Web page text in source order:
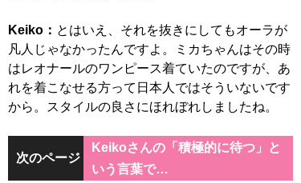
Keiko： とはいえ、それを抜きにしてもオーラが
凡人じゃなかったんですよ。ミカちゃんはその時
はレオナールのワンピース着ていたのですが、あ
れを着こなせる方って日本人ではそういないです
から。スタイルの良さにほれぼれしましたね。
次のページ
Keikoさんの「積極的に待つ」と
いう言葉で…